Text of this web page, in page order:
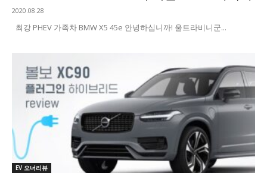
2020.08.28
최강 PHEV 가족차 BMW X5 45e 안녕하십니까! 울트라비니군...
EV 오너리뷰